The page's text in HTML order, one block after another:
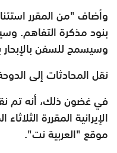
وأضاف "من المقرر
بنود مذكرة التفاهم.
وسيسمح للسفن بالإبحار
نقل المحادثات إلى
في غضون ذلك، أنه تم
الإيرانية المقررة
موقع "العربية نت".